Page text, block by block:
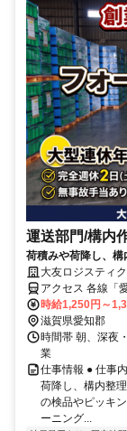
運送部門/構内
荷積みや荷降し、
｜自分のペースで働
大友ロジスティ
アクセス 各線「
時給1,250円～
滋賀県愛知郡
時間帯 朝、深夜
業
仕事情報 ● 仕事
荷降し、構内整
の検品やピッキ
ーニング...